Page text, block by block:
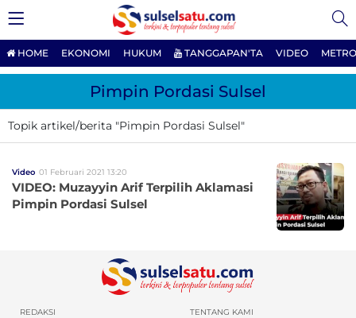
HOME EKONOMI HUKUM TANGGAPAN'TA VIDEO
Pimpin Pordasi Sulsel
Topik artikel/berita "Pimpin Pordasi Sulsel"
Video 01 Februari 2021 13:20
VIDEO: Muzayyin Arif Terpilih Aklamasi
Pimpin Pordasi Sulsel
REDAKSI TENTANG KAMI